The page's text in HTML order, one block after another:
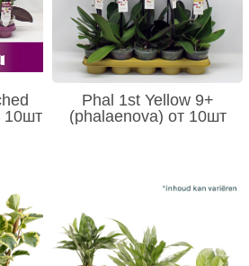
10шт
Phal 1st Yellow 9+
(phalaenova) от 10шт